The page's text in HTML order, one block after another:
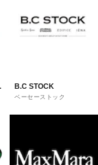
B.C STOCK
ベーセーストック